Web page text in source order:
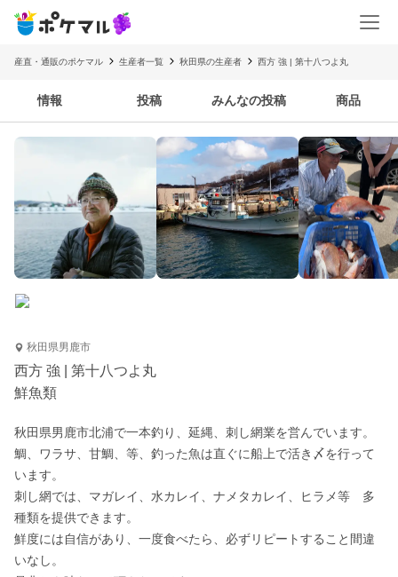
産直・通販のポケマル 生産者一覧 秋田県の生産者 西方 強 | 第十八つよ丸
情報 投稿 みんなの投稿 商品
秋田県男鹿市
西方 強 | 第十八つよ丸
鮮魚類
秋田県男鹿市北浦で一本釣り、延縄、刺し網業を営んでいます。
鯛、ワラサ、甘鯛、等、釣った魚は直ぐに船上で活き〆を行って
います。
刺し網では、マガレイ、水カレイ、ナメタカレイ、ヒラメ等　多
種類を提供できます。
鮮度には自信があり、一度食べたら、必ずリピートすること間違
いなし。